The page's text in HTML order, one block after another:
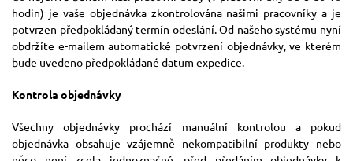
hodin) je vaše objednávka zkontrolována našimi pracovníky a je
potvrzen předpokládaný termín odeslání. Od našeho systému nyní
obdržíte e-mailem automatické potvrzení objednávky, ve kterém
bude uvedeno předpokládané datum expedice.
Kontrola objednávky
Všechny objednávky prochází manuální kontrolou a pokud
objednávka obsahuje vzájemně nekompatibilní produkty nebo